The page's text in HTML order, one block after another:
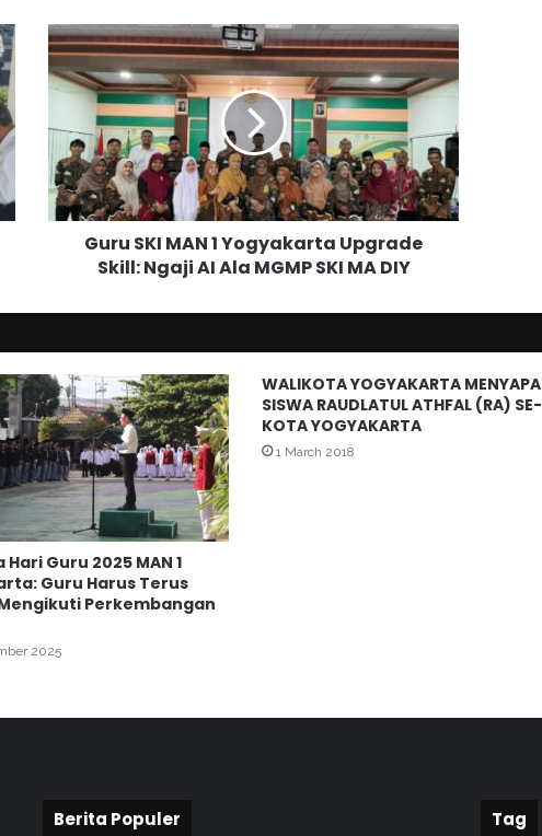
G
u
r
S
I
M
A
o
y
a
k
a
r
t
a
p
g
r
a
e
N
Guru SKI MAN 1 Yogyakarta Upgrade
Skill: Ngaji AI Ala MGMP SKI MA DIY
Guru 2025 MAN 1
Guru Harus Terus
Perkembangan
2025
WALIKOTA YOGYAKARTA MENYAPA
SISWA RAUDLATUL ATHFAL (RA) SE-
KOTA YOGYAKARTA
1 March 2018
Berita Populer Tag